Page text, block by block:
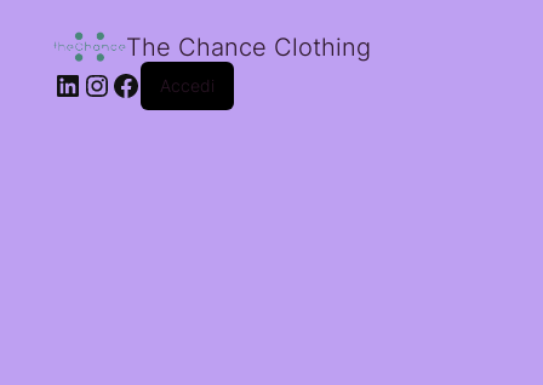
The Chance Clothing
Accedi